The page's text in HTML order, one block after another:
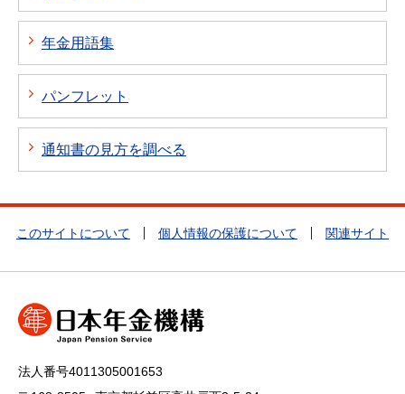
年金用語集
パンフレット
通知書の見方を調べる
このサイトについて 個人情報の保護について 関連サイト
法人番号4011305001653